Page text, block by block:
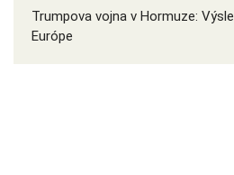
Trumpova vojna v Hormuze:
Európe